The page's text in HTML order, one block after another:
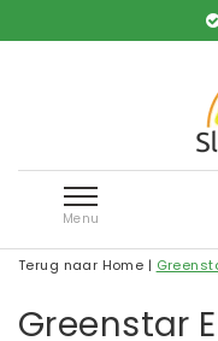
Menu
Terug naar Home |
Greenstar